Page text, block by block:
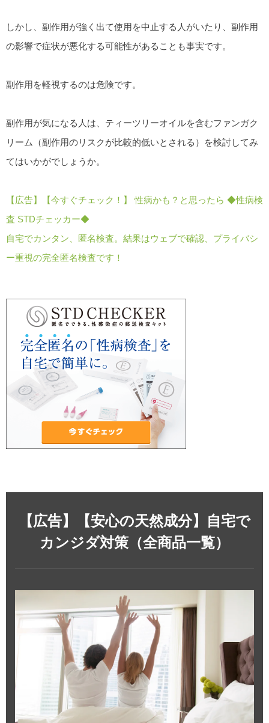
しかし、副作用が強く出て使用を中止する人がいたり、副作用
の影響で症状が悪化する可能性があることも事実です。
副作用を軽視するのは危険です。
副作用が気になる人は、ティーツリーオイルを含むファンガク
リーム（副作用のリスクが比較的低いとされる）を検討してみ
てはいかがでしょうか。
【広告】【今すぐチェック！】 性病かも？と思ったら ◆性病検
査 STDチェッカー◆
自宅でカンタン、匿名検査。結果はウェブで確認、プライバシ
ー重視の完全匿名検査です！
【広告】【安心の天然成分】自宅で
カンジダ対策（全商品一覧）